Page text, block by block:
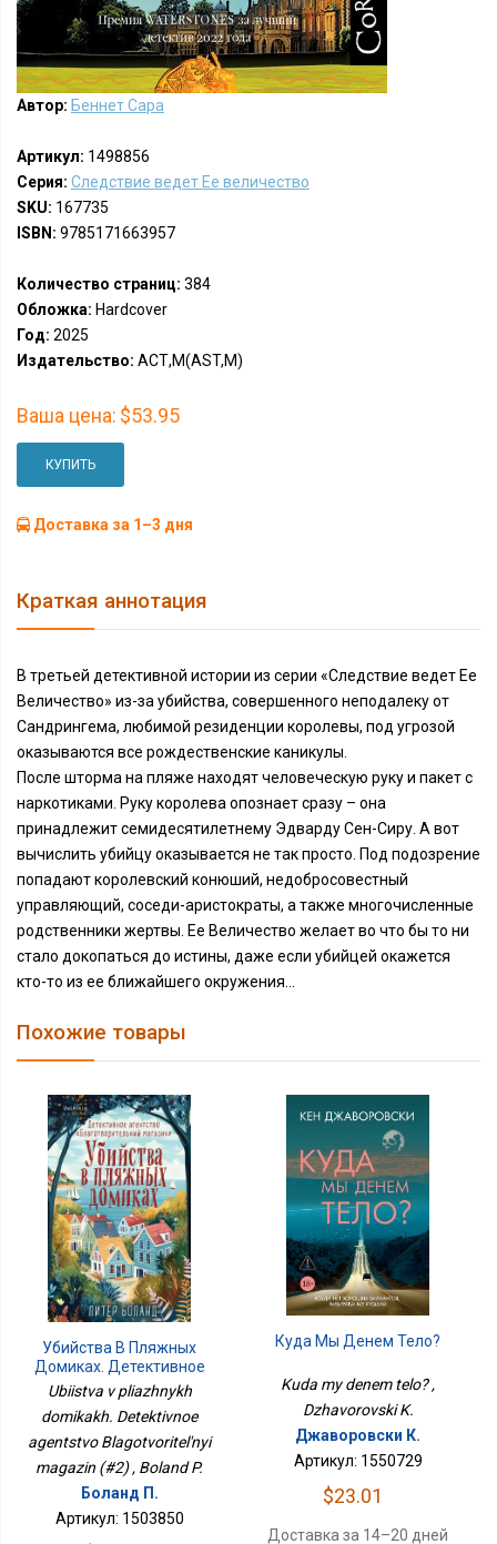
Автор: Беннет Сара
Артикул: 1498856
Серия: Следствие ведет Ее величество
SKU: 167735
ISBN: 9785171663957
Количество страниц: 384
Обложка: Hardcover
Год: 2025
Издательство: АСТ,М(AST,M)
Ваша цена: $53.95
КУПИТЬ
Доставка за 1–3 дня
Краткая аннотация
В третьей детективной истории из серии «Следствие ведет Ее
Величество» из-за убийства, совершенного неподалеку от
Сандрингема, любимой резиденции королевы, под угрозой
оказываются все рождественские каникулы.
После шторма на пляже находят человеческую руку и пакет с
наркотиками. Руку королева опознает сразу – она
принадлежит семидесятилетнему Эдварду Сен-Сиру. А вот
вычислить убийцу оказывается не так просто. Под подозрение
попадают королевский конюший, недобросовестный
управляющий, соседи-аристократы, а также многочисленные
родственники жертвы. Ее Величество желает во что бы то ни
стало докопаться до истины, даже если убийцей окажется
кто-то из ее ближайшего окружения…
Похожие товары
Убийства В Пляжных
Домиках. Детективное
Агентство
Благотворительный
Магазин (#2)
Ubiistva v pliazhnykh
domikakh. Detektivnoe
agentstvo Blagotvoritel'nyi
magazin (#2) , Boland P.
Боланд П.
Артикул: 1503850
Куда Мы Денем Тело?
Kuda my denem telo? ,
Dzhavorovski K.
Джаворовски К.
Артикул: 1550729
$23.01
Доставка за 14–20 дней